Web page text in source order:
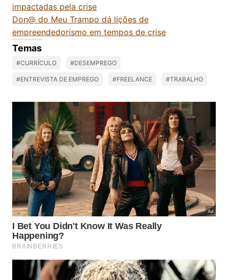
impactadas pela crise
Don@ do Meu Trampo dá lições de
empreendedorismo em tempos de crise
Temas
#CURRÍCULO #DESEMPREGO
#ENTREVISTA DE EMPREGO #FREELANCE #TRABALHO